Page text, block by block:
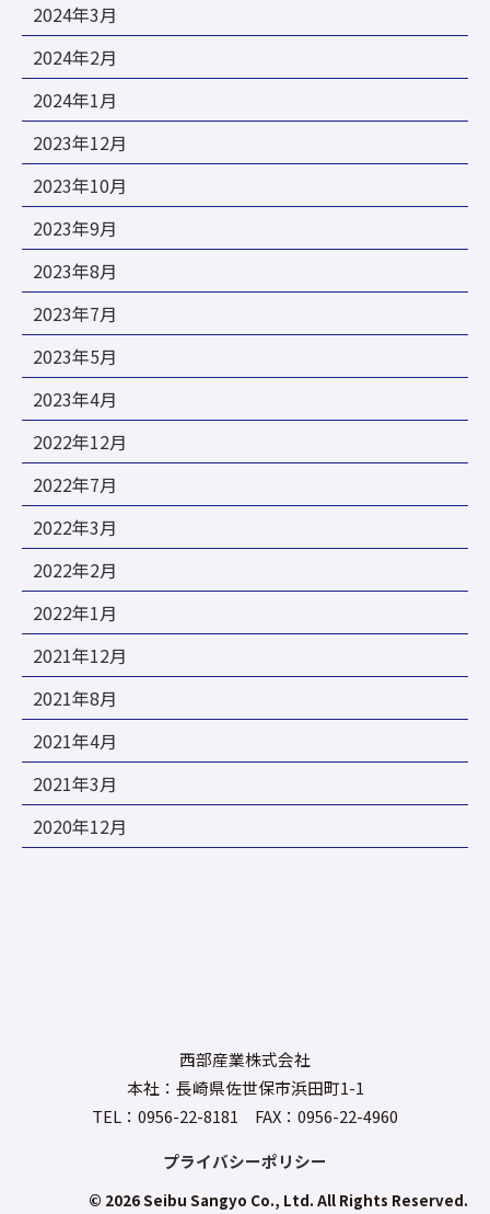
2024年3月
2024年2月
2024年1月
2023年12月
2023年10月
2023年9月
2023年8月
2023年7月
2023年5月
2023年4月
2022年12月
2022年7月
2022年3月
2022年2月
2022年1月
2021年12月
2021年8月
2021年4月
2021年3月
2020年12月
西部産業株式会社
本社：長崎県佐世保市浜田町1-1
TEL：0956-22-8181 FAX：0956-22-4960
プライバシーポリシー
© 2026 Seibu Sangyo Co., Ltd. All Rights Reserved.